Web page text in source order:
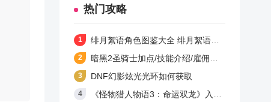
热门攻略
绯月絮语角色图鉴大全 绯月絮语全人物介绍与技能解析
暗黑2圣骑士加点/技能介绍/雇佣兵选择/开荒攻略
DNF幻影炫光光环如何获取
《怪物猎人物语3：命运双龙》入侵怪物介绍